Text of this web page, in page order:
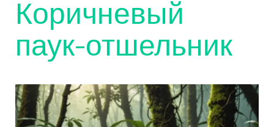
Коричневый
паук-отшельник